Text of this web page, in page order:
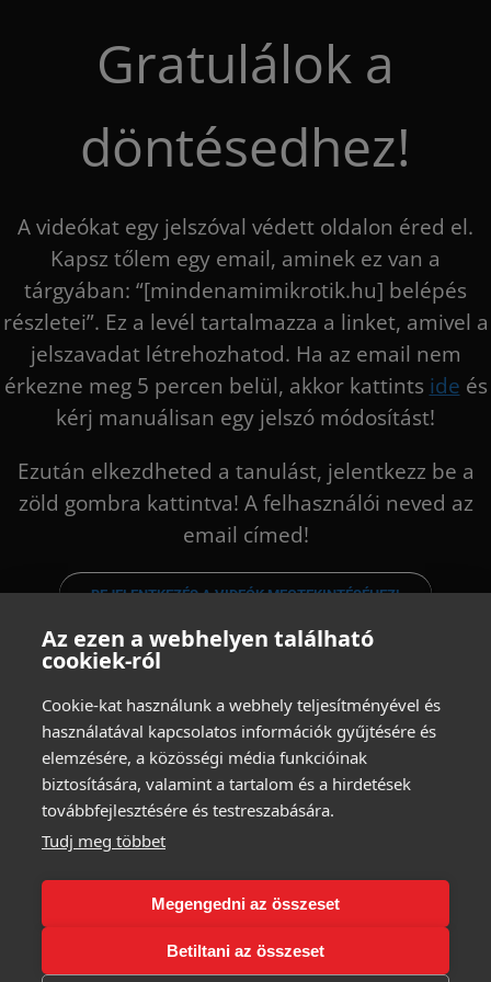
Gratulálok a
döntésedhez!
A videókat egy jelszóval védett oldalon éred el.
Kapsz tőlem egy email, aminek ez van a
tárgyában: “[mindenamimikrotik.hu] belépés
részletei”. Ez a levél tartalmazza a linket, amivel a
jelszavadat létrehozhatod. Ha az email nem
érkezne meg 5 percen belül, akkor kattints ide és
kérj manuálisan egy jelszó módosítást!
Ezután elkezdheted a tanulást, jelentkezz be a
zöld gombra kattintva! A felhasználói neved az
email címed!
BEJELENTKEZÉS A VIDEÓK MEGTEKINTÉSÉHEZ!
Az ezen a webhelyen található
cookiek-ról
Cookie-kat használunk a webhely teljesítményével és
használatával kapcsolatos információk gyűjtésére és
elemzésére, a közösségi média funkcióinak
biztosítására, valamint a tartalom és a hirdetések
továbbfejlesztésére és testreszabására.
Tudj meg többet
Megengedni az összeset
Betiltani az összeset